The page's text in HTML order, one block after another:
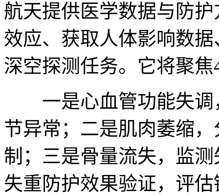
航天提供医学数据与防
效应、获取人体影响数
深空探测任务。它将聚
一是心血管功能失调
节异常；二是肌肉萎缩
制；三是骨量流失，监
失重防护效果验证，评